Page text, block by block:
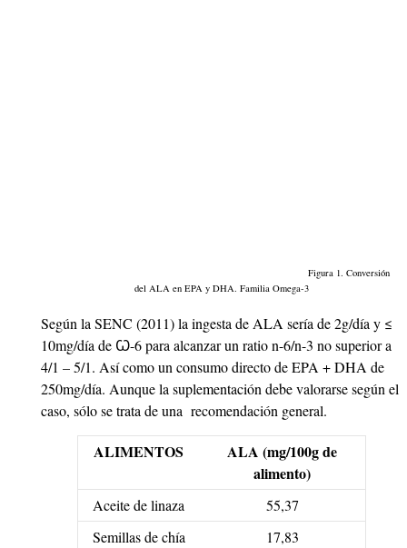
Figura 1. Conversión
del ALA en EPA y DHA. Familia Omega-3
Según la SENC (2011) la ingesta de ALA sería de 2g/día y ≤
10mg/día de Ꙍ-6 para alcanzar un ratio n-6/n-3 no superior a
4/1 – 5/1. Así como un consumo directo de EPA + DHA de
250mg/día. Aunque la suplementación debe valorarse según el
caso, sólo se trata de una recomendación general.
ALIMENTOS
ALA (mg/100g de
alimento)
Aceite de linaza
55,37
Semillas de chía
17,83